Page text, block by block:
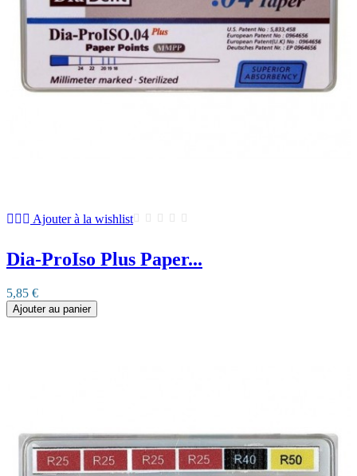
Ajouter à la wishlist
Dia-ProIso Plus Paper...
5,85 €
Ajouter au panier